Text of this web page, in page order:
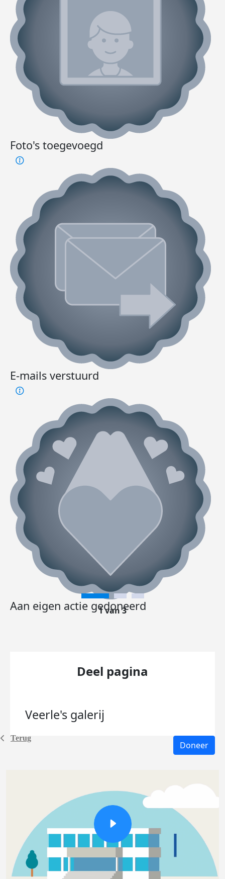
Terug
Foto's toegevoegd
E-mails verstuurd
Aan eigen actie gedoneerd
1 van 3
Deel pagina
Veerle's galerij
Doneer